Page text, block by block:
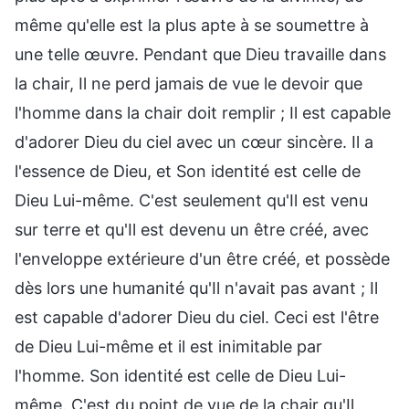
même qu'elle est la plus apte à se soumettre à
une telle œuvre. Pendant que Dieu travaille dans
la chair, Il ne perd jamais de vue le devoir que
l'homme dans la chair doit remplir ; Il est capable
d'adorer Dieu du ciel avec un cœur sincère. Il a
l'essence de Dieu, et Son identité est celle de
Dieu Lui-même. C'est seulement qu'Il est venu
sur terre et qu'Il est devenu un être créé, avec
l'enveloppe extérieure d'un être créé, et possède
dès lors une humanité qu'Il n'avait pas avant ; Il
est capable d'adorer Dieu du ciel. Ceci est l'être
de Dieu Lui-même et il est inimitable par
l'homme. Son identité est celle de Dieu Lui-
même. C'est du point de vue de la chair qu'Il